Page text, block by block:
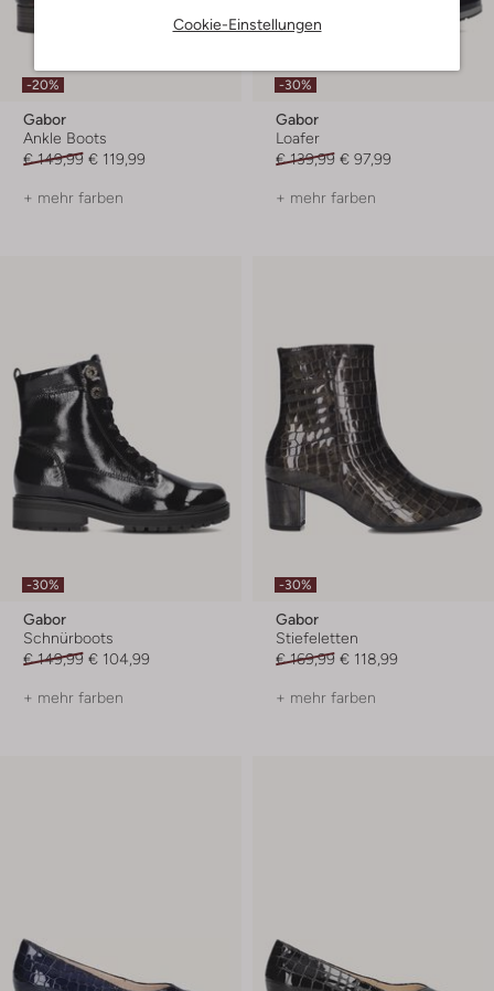
Cookie-Einstellungen
-20%
Gabor
Ankle Boots
€ 149,99 € 119,99
+ mehr farben
-30%
Gabor
Loafer
€ 139,99 € 97,99
+ mehr farben
-30%
Gabor
Schnürboots
€ 149,99 € 104,99
+ mehr farben
-30%
Gabor
Stiefeletten
€ 169,99 € 118,99
+ mehr farben